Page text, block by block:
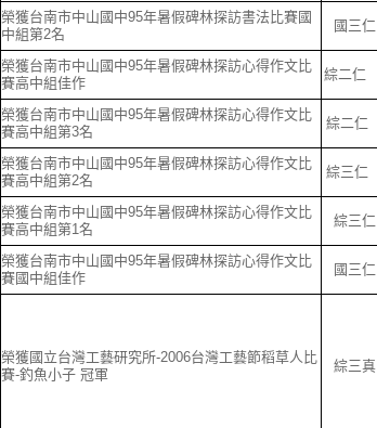
榮獲台南市中山國中95年暑假碑林探訪書法比賽國
中組第2名
國三仁
榮獲台南市中山國中95年暑假碑林探訪心得作文比
賽高中組佳作
綜二仁
榮獲台南市中山國中95年暑假碑林探訪心得作文比
賽高中組第3名
綜二仁
榮獲台南市中山國中95年暑假碑林探訪心得作文比
賽高中組第2名
綜三仁
榮獲台南市中山國中95年暑假碑林探訪心得作文比
賽高中組第1名
綜三仁
榮獲台南市中山國中95年暑假碑林探訪心得作文比
賽國中組佳作
國三仁
榮獲國立台灣工藝研究所-2006台灣工藝節稻草人比
賽-釣魚小子 冠軍
綜三真